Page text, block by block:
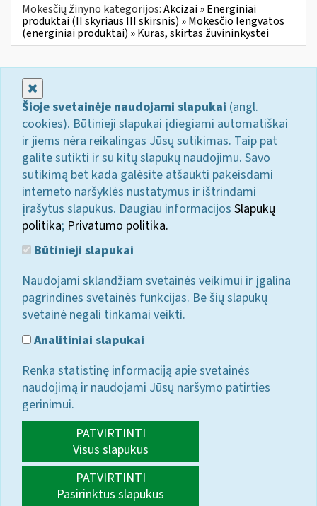
Mokesčių žinyno kategorijos:Akcizai » Energiniai
produktai (II skyriaus III skirsnis) » Mokesčio lengvatos
(energiniai produktai) » Kuras, skirtas žuvininkystei
Šioje svetainėje naudojami slapukai (angl.
cookies). Būtinieji slapukai įdiegiami automatiškai
ir jiems nėra reikalingas Jūsų sutikimas. Taip pat
galite sutikti ir su kitų slapukų naudojimu. Savo
sutikimą bet kada galėsite atšaukti pakeisdami
interneto naršyklės nustatymus ir ištrindami
įrašytus slapukus. Daugiau informacijos Slapukų
politika; Privatumo politika.
Būtinieji slapukai
Naudojami sklandžiam svetainės veikimui ir įgalina
pagrindines svetainės funkcijas. Be šių slapukų
svetainė negali tinkamai veikti.
Analitiniai slapukai
Renka statistinę informaciją apie svetainės
naudojimą ir naudojami Jūsų naršymo patirties
gerinimui.
PATVIRTINTI
Visus slapukus
PATVIRTINTI
Pasirinktus slapukus